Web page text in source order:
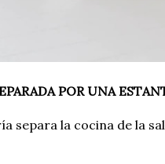
POR UNA
separa la cocina de la